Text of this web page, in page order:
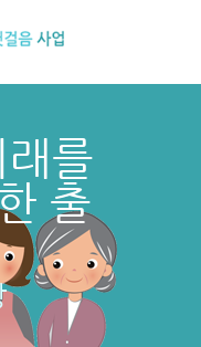
래를
출